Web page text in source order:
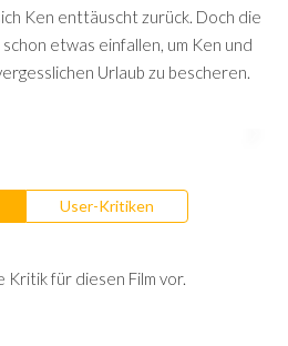
Ken enttäuscht zurück. Doch die
etwas einfallen, um Ken und
Urlaub zu bescheren.
User-Kritiken
Kritik für diesen Film vor.